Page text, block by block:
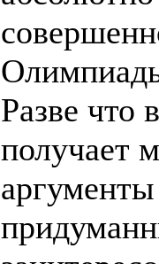
Разве что
получает